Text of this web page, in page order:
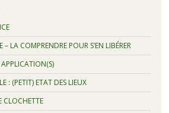
– LA COMPRENDRE POUR S’EN LIBÉRER
: (PETIT) ETAT DES LIEUX
CLOCHETTE